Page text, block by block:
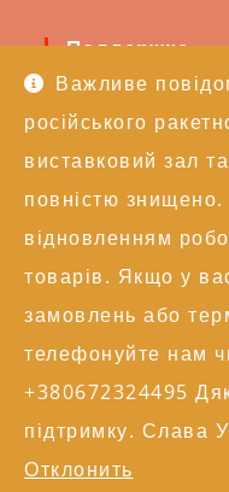
Важливе
російського
виставковий зал
повністю
відновленням
товарів. Якщо у
замовлень або
телефонуйте нам
+380672324495
підтримку. Слава
Отклонить
Поддержка
Доставка и оплата
Политика возврата
Техподдержка
+38 (050) 246-17-15
Больше
© 2004-2026